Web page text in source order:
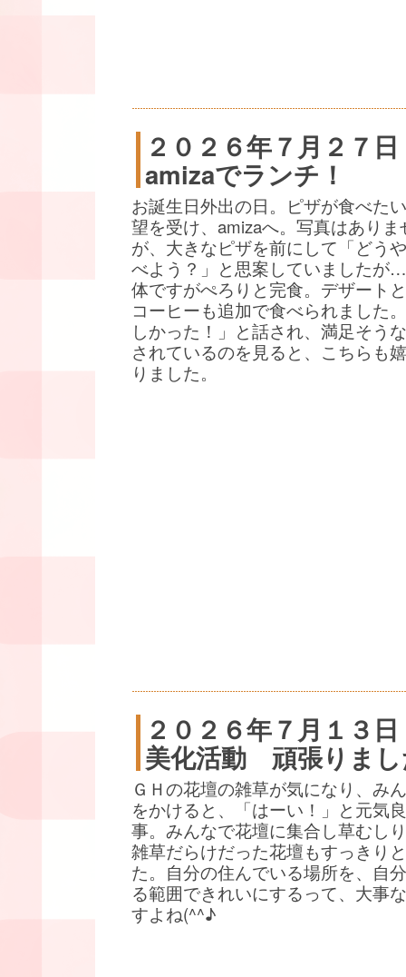
２０２６年７月２７日
amizaでランチ！
お誕生日外出の日。ピザが食べた
望を受け、amizaへ。写真はありま
が、大きなピザを前にして「どう
べよう？」と思案していましたが
体ですがぺろりと完食。デザート
コーヒーも追加で食べられました
しかった！」と話され、満足そう
されているのを見ると、こちらも
りました。
２０２６年７月１３日
美化活動 頑張りま
ＧＨの花壇の雑草が気になり、み
をかけると、「はーい！」と元気
事。みんなで花壇に集合し草むし
雑草だらけだった花壇もすっきり
た。自分の住んでいる場所を、自
る範囲できれいにするって、大事
すよね(^^♪